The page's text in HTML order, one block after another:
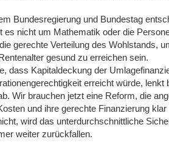
Bundesregierung und Bundestag
es nicht um Mathematik oder die
gerechte Verteilung des Wohlstands,
gesund zu erreichen sein.
dass Kapitaldeckung der
erreicht würde, lenkt
Wir brauchen jetzt eine Reform, die
und ihre gerechte Finanzierung
wird das unterdurchschnittliche
weiter zurückfallen.